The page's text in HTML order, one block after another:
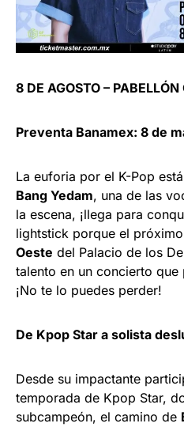
8 DE AGOSTO – PABELLÓN
Preventa Banamex: 8 de
La euforia por el K-Pop
Bang Yedam, una de las
la escena, ¡llega para
lightstick porque el próximo
Oeste del Palacio de los
talento en un concierto
¡No te lo puedes perder!
De Kpop Star a solista
Desde su impactante
temporada de Kpop Star,
subcampeón, el camino de